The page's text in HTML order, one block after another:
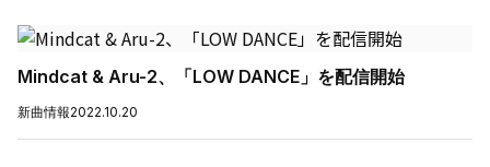
Mindcat & Aru-2、「LOW DANCE」を配信開始
新曲情報2022.10.20